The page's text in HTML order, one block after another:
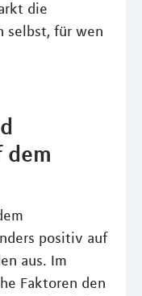
die
selbst, für wen
positiv auf
aus. Im
Faktoren den